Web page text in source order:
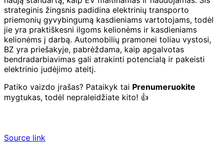
strateginis žingsnis padidina elektrinių transporto
priemonių gyvybingumą kasdieniams vartotojams, todėl
jie yra praktiškesni ilgoms kelionėms ir kasdieniams
kelionėms į darbą. Automobilių pramonei toliau vystosi,
BZ yra priešakyje, pabrėždama, kaip apgalvotas
bendradarbiavimas gali atrakinti potencialą ir pakeisti
elektrinio judėjimo ateitį.
Patiko vaizdo įrašas? Pataikyk tai Prenumeruokite
mygtukas, todėl nepraleidžiate kito! 👍
Source link